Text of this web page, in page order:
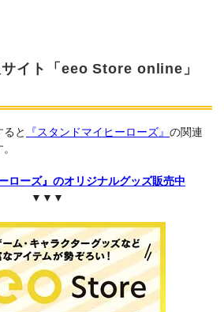
イト「eeo Store online」
と 『スタンドマイヒーローズ』 の関連
ローズ』のオリジナルグッズ販売中
▼▼▼